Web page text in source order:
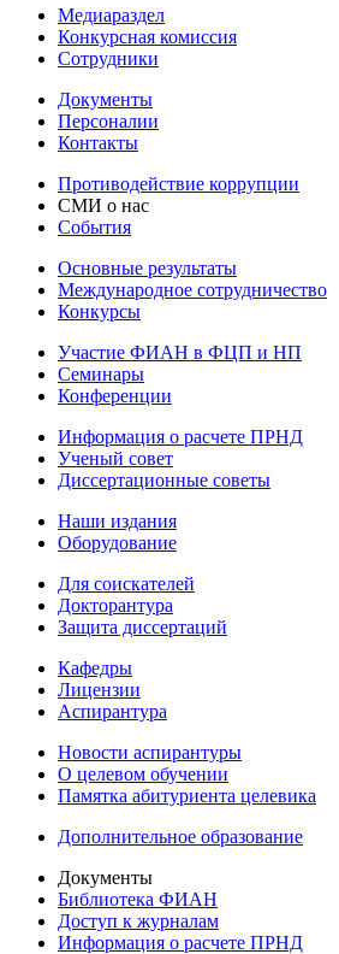
Медиараздел
Конкурсная комиссия
Сотрудники
Документы
Персоналии
Контакты
Противодействие коррупции
СМИ о нас
События
Основные результаты
Международное сотрудничество
Конкурсы
Участие ФИАН в ФЦП и НП
Семинары
Конференции
Информация о расчете ПРНД
Ученый совет
Диссертационные советы
Наши издания
Оборудование
Для соискателей
Докторантура
Защита диссертаций
Кафедры
Лицензии
Аспирантура
Новости аспирантуры
О целевом обучении
Памятка абитуриента целевика
Дополнительное образование
Документы
Библиотека ФИАН
Доступ к журналам
Информация о расчете ПРНД